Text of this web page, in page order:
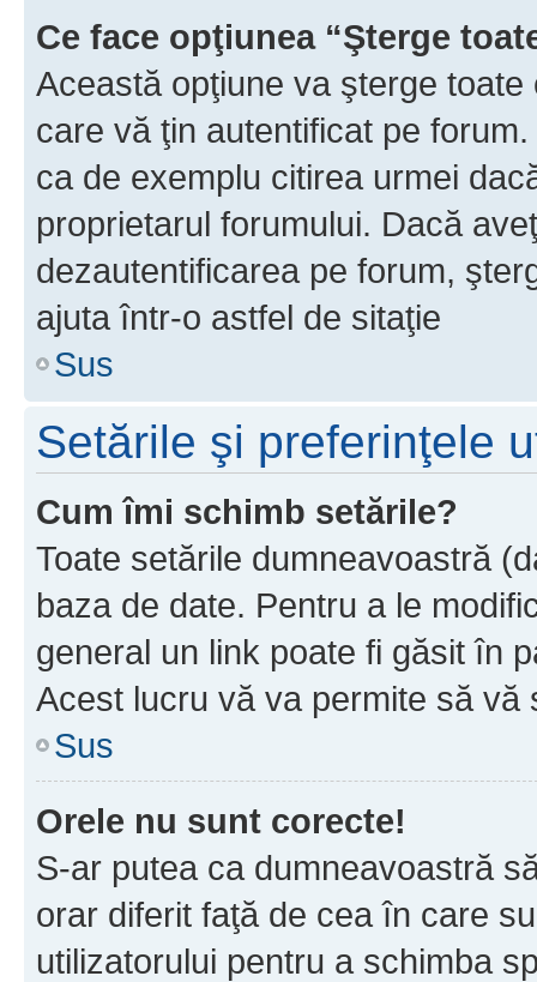
Ce face opţiunea “Şterge
Această opţiune va şterge
care vă ţin autentificat pe
ca de exemplu citirea urmei
proprietarul forumului. Dacă
dezautentificarea pe forum,
ajuta într-o astfel de sitaţie
Sus
Setările şi preferinţele
Cum îmi schimb setările?
Toate setările dumneavoastră
baza de date. Pentru a le
general un link poate fi găsit în
Acest lucru vă va permite să vă
Sus
Orele nu sunt corecte!
S-ar putea ca dumneavoastră
orar diferit faţă de cea în care
utilizatorului pentru a schimba